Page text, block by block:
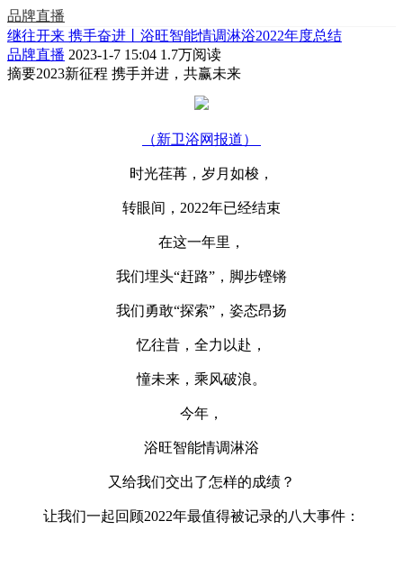
品牌直播
继往开来 携手奋进丨浴旺智能情调淋浴2022年度总结
品牌直播 2023-1-7 15:04 1.7万阅读
摘要2023新征程 携手并进，共赢未来
（新卫浴网报道）
时光荏苒，岁月如梭，
转眼间，2022年已经结束
在这一年里，
我们埋头“赶路”，脚步铿锵
我们勇敢“探索”，姿态昂扬
忆往昔，全力以赴，
憧未来，乘风破浪。
今年，
浴旺智能情调淋浴
又给我们交出了怎样的成绩？
让我们一起回顾2022年最值得被记录的八大事件：